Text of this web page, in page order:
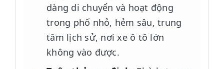
dàng di chuyển và hoạt động
trong phố nhỏ, hẻm sâu, trung
tâm lịch sử, nơi xe ô tô lớn
không vào được.